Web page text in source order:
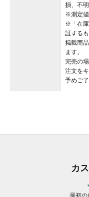
損、不
※測定値
※「在庫
証する
掲載商
ます。
完売の
注文を
予めご
カ
最初の